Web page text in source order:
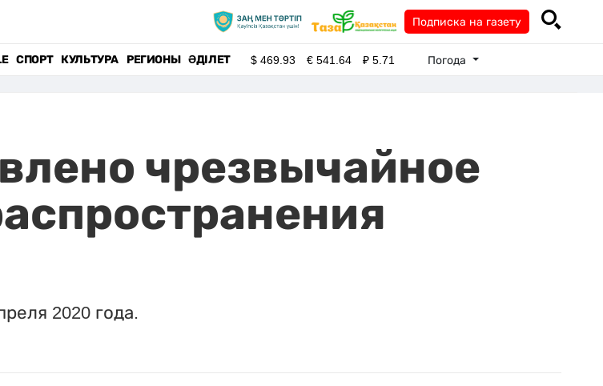
Подписка на газету
СПОРТ КУЛЬТУРА РЕГИОНЫ ӘДІЛЕТ $469.93 €541.64 ₽5.71 Погода
чрезвычайное
2020 года.